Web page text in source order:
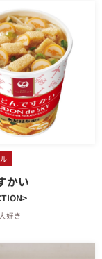
かい
好き